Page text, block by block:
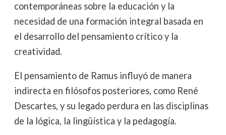
contemporáneas sobre la educación y la
necesidad de una formación integral basada en
el desarrollo del pensamiento crítico y la
creatividad.
El pensamiento de Ramus influyó de manera
indirecta en filósofos posteriores, como René
Descartes, y su legado perdura en las disciplinas
de la lógica, la lingüística y la pedagogía.